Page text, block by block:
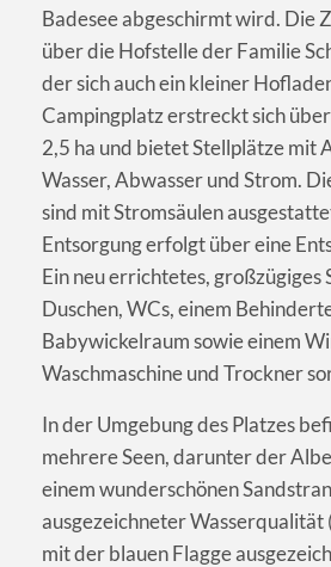
Badesee abgeschirmt wird. Die
über die Hofstelle der Familie
der sich auch ein kleiner
Campingplatz erstreckt sich
2,5 ha und bietet Stellplätze mit
Wasser, Abwasser und Strom.
sind mit Stromsäulen
Entsorgung erfolgt über eine
Ein neu errichtetes, großzügiges
Duschen, WCs, einem
Babywickelraum sowie einem
Waschmaschine und Trockner
In der Umgebung des Platzes
mehrere Seen, darunter der
einem wunderschönen
ausgezeichneter Wasserqualität
mit der blauen Flagge